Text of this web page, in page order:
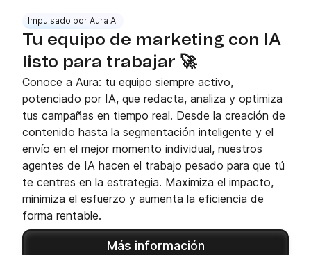
Impulsado por Aura AI
Tu equipo de marketing con IA
listo para trabajar 🚀
Conoce a Aura: tu equipo siempre activo,
potenciado por IA, que redacta, analiza y optimiza
tus campañas en tiempo real. Desde la creación de
contenido hasta la segmentación inteligente y el
envío en el mejor momento individual, nuestros
agentes de IA hacen el trabajo pesado para que tú
te centres en la estrategia. Maximiza el impacto,
minimiza el esfuerzo y aumenta la eficiencia de
forma rentable.
Más información